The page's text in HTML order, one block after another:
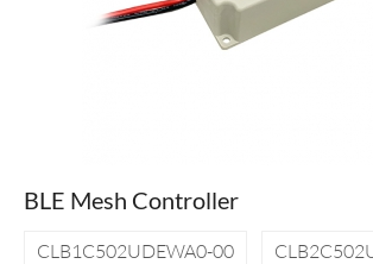
BLE Mesh Controller
CLB1C502UDEWA0-00